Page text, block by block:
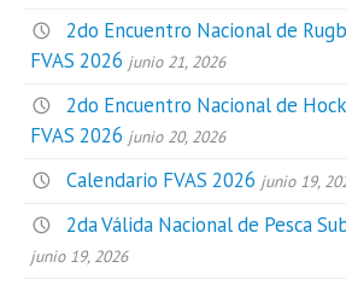
2do Encuentro Nacional de
FVAS 2026 junio 21, 2026
2do Encuentro Nacional de
FVAS 2026 junio 20, 2026
Calendario FVAS 2026 junio 19,
2da Válida Nacional de Pesca
junio 19, 2026